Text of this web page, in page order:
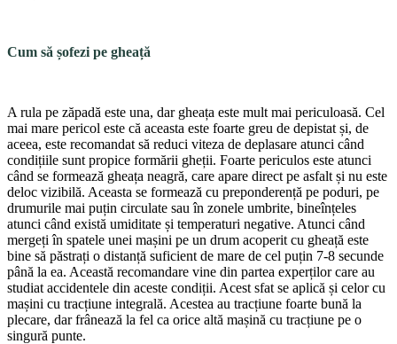
Cum să șofezi pe gheață
A rula pe zăpadă este una, dar gheața este mult mai periculoasă. Cel
mai mare pericol este că aceas­ta este foarte greu de de­pistat și, de
aceea, este re­comandat să reduci viteza de deplasare atunci când
condițiile sunt propice formării gheții. Foarte pe­riculos este atunci
când se formează gheața neagră, care apare direct pe asfalt și nu este
deloc vizibilă. Aceasta se formează cu preponderență pe poduri, pe
drumurile mai puțin cir­culate sau în zonele umbri­te, bineînțeles
atunci când există umiditate și tem­peraturi negative. Atunci când
mergeți în spatele unei mașini pe un drum acoperit cu gheață este
bine să păstrați o distanță suficient de mare de cel puțin 7-8 secunde
până la ea. Această recomandare vine din partea experților care au
studiat accidentele din aceste condiții. Acest sfat se aplică și celor cu
mașini cu tracțiune inte­grală. Acestea au tracțiune foarte bună la
plecare, dar frânează la fel ca orice altă mașină cu tracțiune pe o
singură punte.